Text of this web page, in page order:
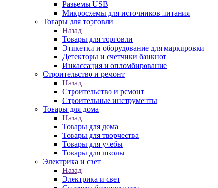
Разъемы USB
Микросхемы для источников питания
Товары для торговли
Назад
Товары для торговли
Этикетки и оборудование для маркировки
Детекторы и счетчики банкнот
Инкассация и опломбирование
Строительство и ремонт
Назад
Строительство и ремонт
Строительные инструменты
Товары для дома
Назад
Товары для дома
Товары для творчества
Товары для учебы
Товары для школы
Электрика и свет
Назад
Электрика и свет